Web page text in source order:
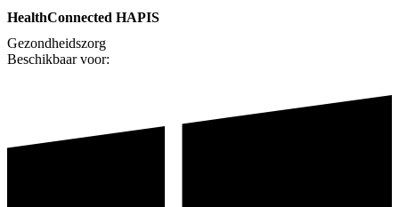
HealthConnected HAPIS
Gezondheidszorg
Beschikbaar voor: